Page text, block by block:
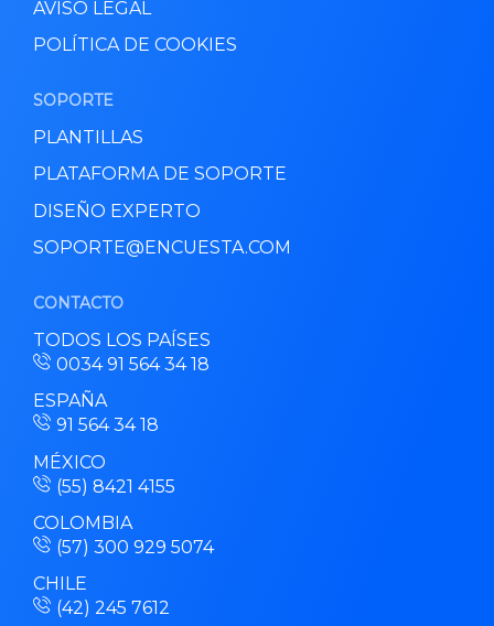
AVISO LEGAL
POLÍTICA DE COOKIES
SOPORTE
PLANTILLAS
PLATAFORMA DE SOPORTE
DISEÑO EXPERTO
SOPORTE@ENCUESTA.COM
CONTACTO
TODOS LOS PAÍSES
0034 91 564 34 18
ESPAÑA
91 564 34 18
MÉXICO
(55) 8421 4155
COLOMBIA
(57) 300 929 5074
CHILE
(42) 245 7612